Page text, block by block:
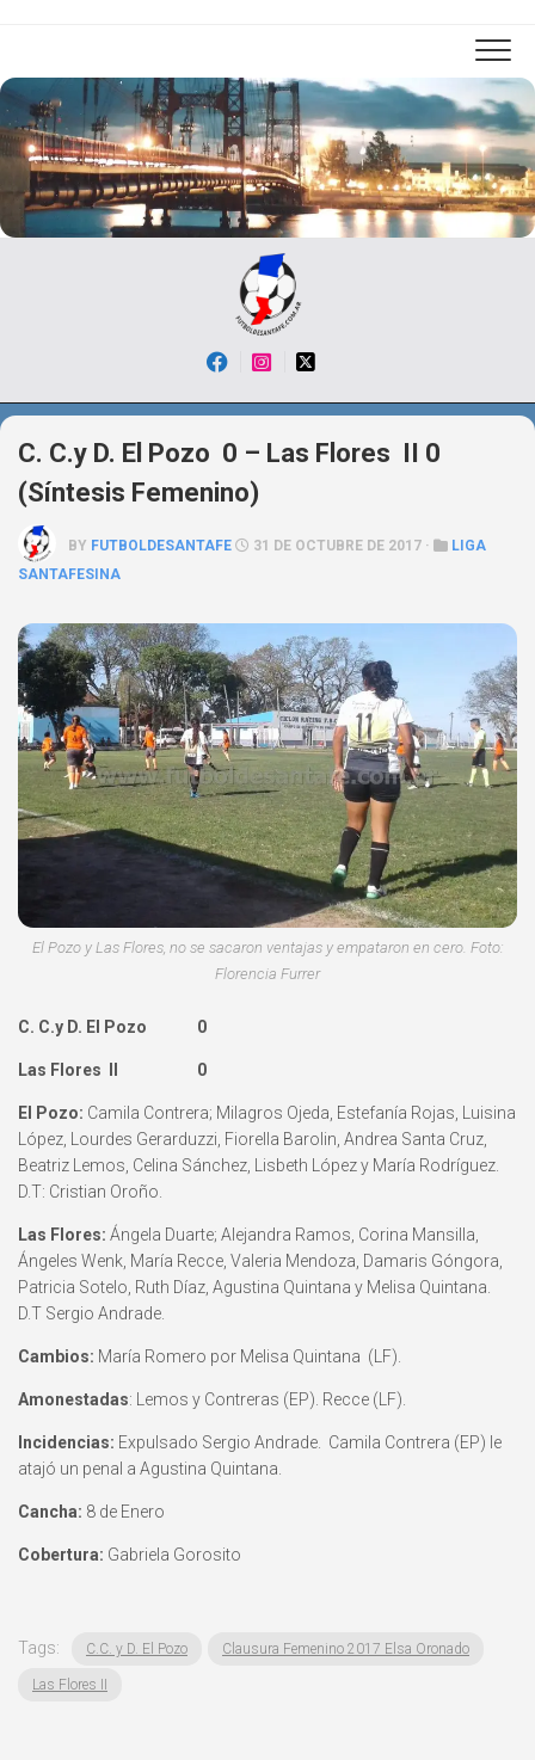
C. C.y D. El Pozo 0 – Las Flores II 0
(Síntesis Femenino)
BY FUTBOLDESANTAFE 31 DE OCTUBRE DE 2017 ·
LIGA
SANTAFESINA
El Pozo y Las Flores, no se sacaron ventajas y empataron en cero. Foto:
Florencia Furrer
C. C.y D. El Pozo 0
Las Flores II 0
El Pozo: Camila Contrera; Milagros Ojeda, Estefanía Rojas, Luisina
López, Lourdes Gerarduzzi, Fiorella Barolin, Andrea Santa Cruz,
Beatriz Lemos, Celina Sánchez, Lisbeth López y María Rodríguez.
D.T: Cristian Oroño.
Las Flores: Ángela Duarte; Alejandra Ramos, Corina Mansilla,
Ángeles Wenk, María Recce, Valeria Mendoza, Damaris Góngora,
Patricia Sotelo, Ruth Díaz, Agustina Quintana y Melisa Quintana.
D.T Sergio Andrade.
Cambios: María Romero por Melisa Quintana (LF).
Amonestadas: Lemos y Contreras (EP). Recce (LF).
Incidencias: Expulsado Sergio Andrade. Camila Contrera (EP) le
atajó un penal a Agustina Quintana.
Cancha: 8 de Enero
Cobertura: Gabriela Gorosito
Tags: C.C. y D. El Pozo Clausura Femenino 2017 Elsa Oronado
Las Flores II